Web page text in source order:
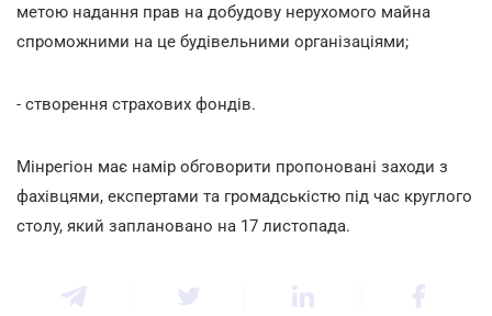
метою надання прав на добудову нерухомого майна
спроможними на це будівельними організаціями;
- створення страхових фондів.
Мінрегіон має намір обговорити пропоновані заходи з
фахівцями, експертами та громадськістю під час круглого
столу, який заплановано на 17 листопада.